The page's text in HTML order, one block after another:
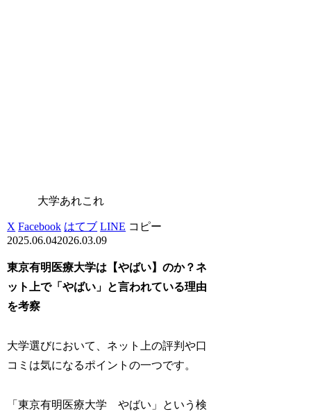
大学あれこれ
X Facebook はてブ LINE コピー
2025.06.042026.03.09
東京有明医療大学は【やばい】のか？ネ
ット上で「やばい」と言われている理由
を考察
大学選びにおいて、ネット上の評判や口
コミは気になるポイントの一つです。
「東京有明医療大学 やばい」という検